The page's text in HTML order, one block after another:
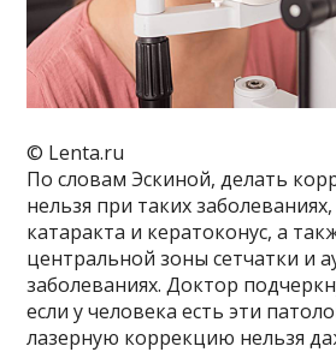
© Lenta.ru
По словам Эскиной, делать
нельзя при таких
катаракта и кератоконус, а
центральной зоны сетчатки и
заболеваниях. Доктор
если у человека есть эти
лазерную коррекцию нельзя